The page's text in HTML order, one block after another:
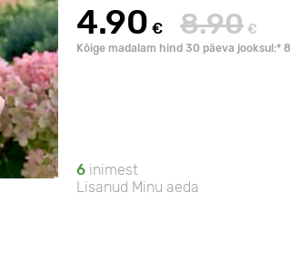
4.90 € 8.90 €
Kõige madalam hind 30 päeva jooksul:*
6 inimest
Lisanud Minu aeda